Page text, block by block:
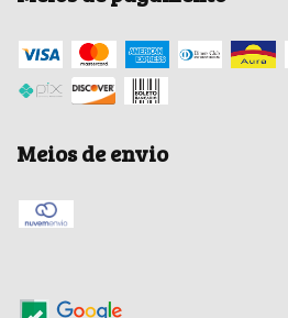
Meios de envio